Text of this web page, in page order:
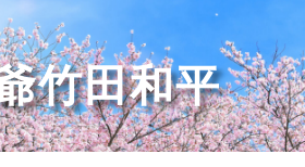
竹田和平